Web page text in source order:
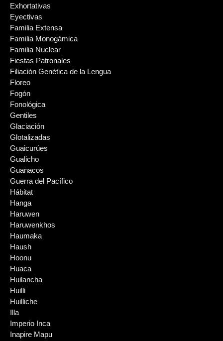
Exhortativas
Eyectivas
Familia Extensa
Familia Monogámica
Familia Nuclear
Fiestas Patronales
Filiación Genética de la Lengua
Floreo
Fogón
Fonológica
Gentiles
Glaciación
Glotalizadas
Guaicurúes
Gualicho
Guanacos
Guerra del Pacífico
Hábitat
Hanga
Haruwen
Haruwenkhos
Haumaka
Haush
Hoonu
Huaca
Huilancha
Huilli
Huilliche
Illa
Imperio Inca
Inapire Mapu